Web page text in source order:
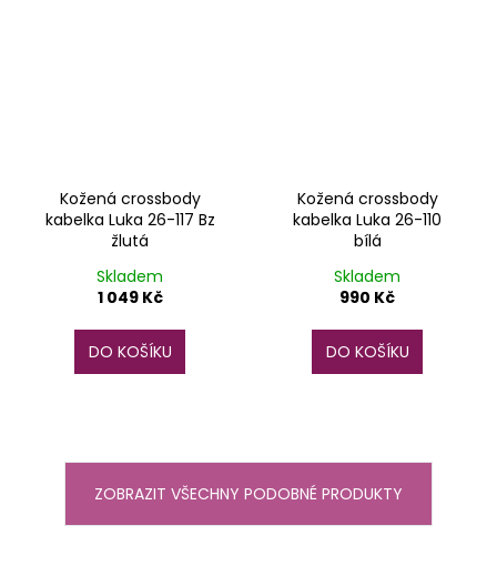
Kožená crossbody
kabelka Luka 26-117 Bz
žlutá
Skladem
1 049 Kč
DO KOŠÍKU
Kožená crossbody
kabelka Luka 26-110
bílá
Skladem
990 Kč
DO KOŠÍKU
ZOBRAZIT VŠECHNY PODOBNÉ PRODUKTY